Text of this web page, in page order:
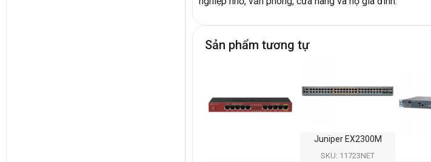
Sản phẩm tương tự
Juniper EX2300M
SKU: 11723NET